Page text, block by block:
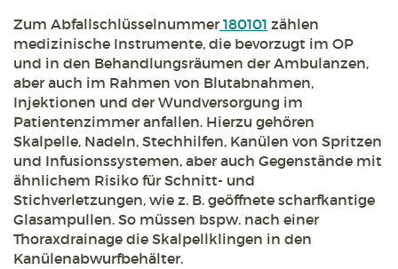
Zum Abfallschlüsselnummer180101 zählen
medizinische Instrumente, die bevorzugt im OP
und in den Behandlungsräumen der Ambulanzen,
aber auch im Rahmen von Blutabnahmen,
Injektionen und der Wundversorgung im
Patientenzimmer anfallen. Hierzu gehören
Skalpelle, Nadeln, Stechhilfen, Kanülen von Spritzen
und Infusionssystemen, aber auch Gegenstände mit
ähnlichem Risiko für Schnitt- und
Stichverletzungen, wie z. B. geöffnete scharfkantige
Glasampullen. So müssen bspw. nach einer
Thoraxdrainage die Skalpellklingen in den
Kanülenabwurfbehälter.